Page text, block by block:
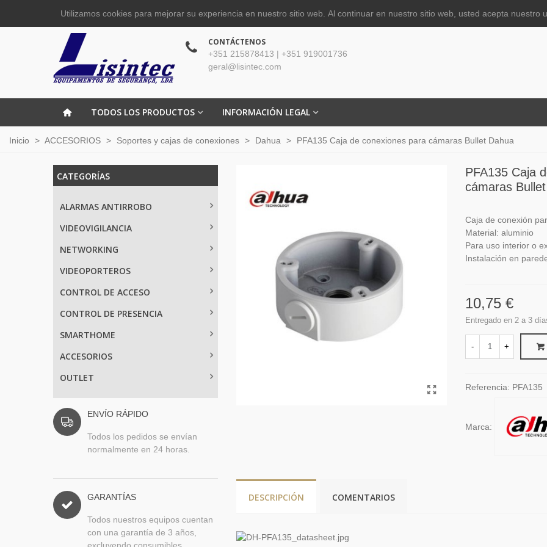
CONTÁCTENOS
+351 215878413 | +351 919001736
geral@lisintec.com
TODOS LOS PRODUCTOS INFORMACIÓN LEGAL
Inicio > ACCESORIOS > Soportes y cajas de conexiones > Dahua > PFA135 Caja de conexiones para cámaras Bullet Dahua
CATEGORÍAS
ALARMAS ANTIRROBO
VIDEOVIGILANCIA
NETWORKING
VIDEOPORTEROS
CONTROL DE ACCESO
CONTROL DE PRESENCIA
SMARTHOME
ACCESORIOS
OUTLET
ENVÍO RÁPIDO
Todos los pedidos se envían
normalmente en 24 horas.
GARANTÍAS
Todos nuestros equipos cuentan
con una garantía de 3 años,
PFA135 Caja
cámaras
Caja de conexión
Material: aluminio
Para uso interior o
Instalación en
10,75 €
Entregado en 2 a 3
- +
Referencia: PFA135
Marca:
DESCRIPCIÓN COMENTARIOS
Utilizamos cookies para mejorar su experiencia en nuestro sitio web. Al continuar en nuestro sitio web, usted acepta nuestro